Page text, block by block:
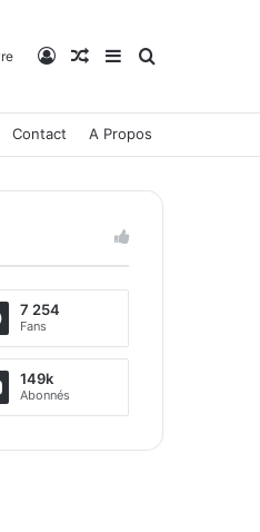
Connexion
Article Aléatoire
Sidebar (barre
Rechercher
Contact A Propos
7 254
Fans
149k
Abonnés